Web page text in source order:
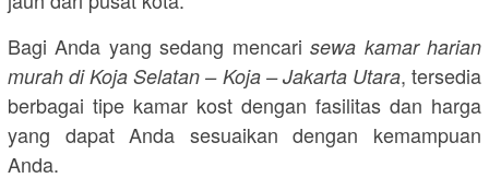
Bagi Anda yang sedang mencarisewa kamar harian
murah di Koja Selatan – Koja – Jakarta Utara, tersedia
berbagai tipe kamar kost dengan fasilitas dan harga
yang dapat Anda sesuaikan dengan kemampuan
Anda.